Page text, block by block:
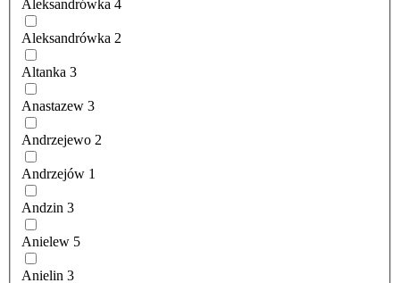
Aleksandrówka 4
Aleksandrówka 2
Altanka 3
Anastazew 3
Andrzejewo 2
Andrzejów 1
Andzin 3
Anielew 5
Anielin 3